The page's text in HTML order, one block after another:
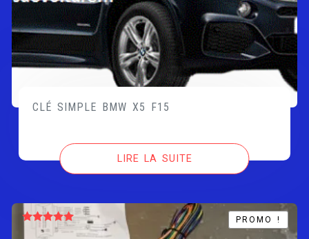
CLÉ SIMPLE BMW X5 F15
LIRE LA SUITE
Note 5.00
PROMO !
PROMO !